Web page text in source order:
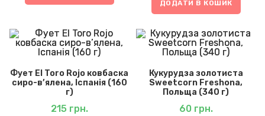
ДОДАТИ В КОШИК
Фует El Toro Rojo ковбаска
сиро-в’ялена, Іспанія (160
г)
215 грн.
Кукурудза золотиста
Sweetcorn Freshona,
Польща (340 г)
60 грн.